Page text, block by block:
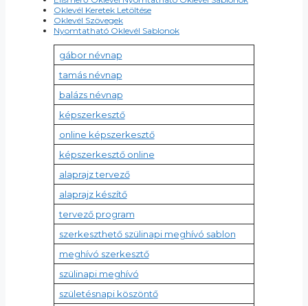
Oklevél Keretek Letöltése
Oklevél Szövegek
Nyomtatható Oklevél Sablonok
gábor névnap
tamás névnap
balázs névnap
képszerkesztő
online képszerkesztő
képszerkesztő online
alaprajz tervező
alaprajz készítő
tervező program
szerkeszthető szülinapi meghívó sablon
meghívó szerkesztő
szülinapi meghívó
születésnapi köszöntő